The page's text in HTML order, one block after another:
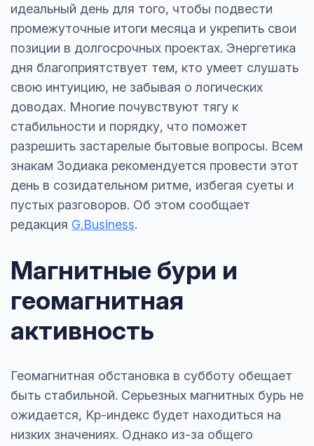
идеальный день для того, чтобы подвести
промежуточные итоги месяца и укрепить свои
позиции в долгосрочных проектах. Энергетика
дня благоприятствует тем, кто умеет слушать
свою интуицию, не забывая о логических
доводах. Многие почувствуют тягу к
стабильности и порядку, что поможет
разрешить застарелые бытовые вопросы. Всем
знакам Зодиака рекомендуется провести этот
день в созидательном ритме, избегая суеты и
пустых разговоров. Об этом сообщает
редакция G.Business.
Магнитные бури и
геомагнитная
активность
Геомагнитная обстановка в субботу обещает
быть стабильной. Серьезных магнитных бурь не
ожидается, Kp-индекс будет находиться на
низких значениях. Однако из-за общего